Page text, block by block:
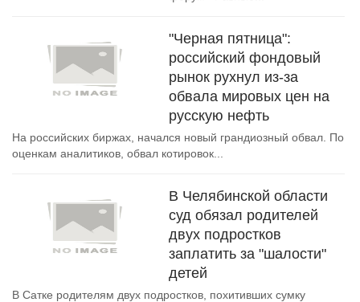
"Черная пятница":
российский фондовый
рынок рухнул из-за
обвала мировых цен на
русскую нефть
На российских биржах, начался новый грандиозный обвал. По
оценкам аналитиков, обвал котировок...
В Челябинской области
суд обязал родителей
двух подростков
заплатить за "шалости"
детей
В Сатке родителям двух подростков, похитивших сумку